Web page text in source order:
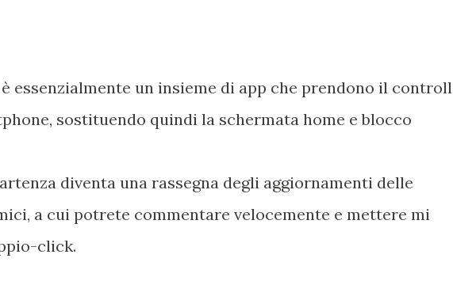
è essenzialmente un insieme di app che prendono il
sostituendo quindi la schermata home e blocco
diventa una rassegna degli aggiornamenti delle
a cui potrete commentare velocemente e mettere mi
click.